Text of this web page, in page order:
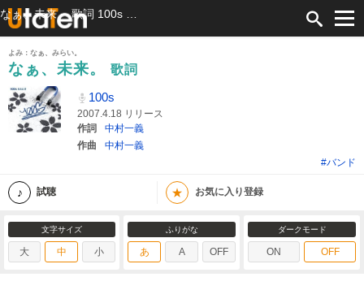
よみ：なぁ、みらい。
なぁ、未来。
歌詞
100s
2007.4.18 リリース
作詞
中村一義
作曲
中村一義
#バンド
試聴 ★ お気に入り登録
文字サイズ
大 中 小
ふりがな
あ A OFF
ダークモード
ON OFF